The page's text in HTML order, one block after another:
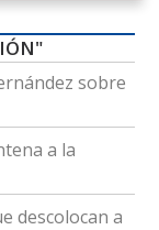
sobre
a la
descolocan a